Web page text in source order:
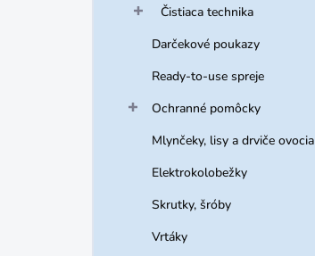
Čistiaca technika
Darčekové poukazy
Ready-to-use spreje
Ochranné pomôcky
Mlynčeky, lisy a drviče ovocia
Elektrokolobežky
Skrutky, šróby
Vrtáky